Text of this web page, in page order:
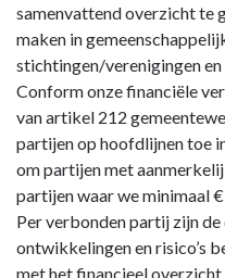
naar
navigatie
Paragraaf
Verbonden
partijen
Beleid
samenvattend overzicht te
maken in
stichtingen/verenigingen
Conform onze financiële
van artikel 212
partijen op hoofdlijnen toe
om partijen met
partijen waar we minimaal
Per verbonden partij zijn
ontwikkelingen en risico’s
met het financieel overzicht.